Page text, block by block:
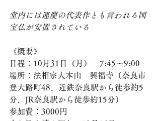
堂内には運慶の代表作とも言われる国
宝仏が安置されている
《概要》
日程：10月31日（月）　7:45～9:00
場所：法相宗大本山　興福寺（奈良市
登大路町48、近鉄奈良駅から徒歩約5
分、JR奈良駅から徒歩約15分）
参加費：3000円